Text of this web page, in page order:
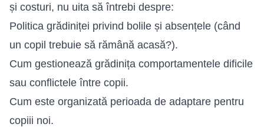
și costuri, nu uita să întrebi despre:
Politica grădiniței privind bolile și absențele (când
un copil trebuie să rămână acasă?).
Cum gestionează grădinița comportamentele dificile
sau conflictele între copii.
Cum este organizată perioada de adaptare pentru
copiii noi.